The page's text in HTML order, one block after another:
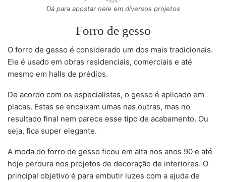
Dá para apostar nele em diversos projetos
Forro de gesso
O forro de gesso é considerado um dos mais tradicionais.
Ele é usado em obras residenciais, comerciais e até
mesmo em halls de prédios.
De acordo com os especialistas, o gesso é aplicado em
placas. Estas se encaixam umas nas outras, mas no
resultado final nem parece esse tipo de acabamento. Ou
seja, fica super elegante.
A moda do forro de gesso ficou em alta nos anos 90 e até
hoje perdura nos projetos de decoração de interiores. O
principal objetivo é para embutir luzes com a ajuda de